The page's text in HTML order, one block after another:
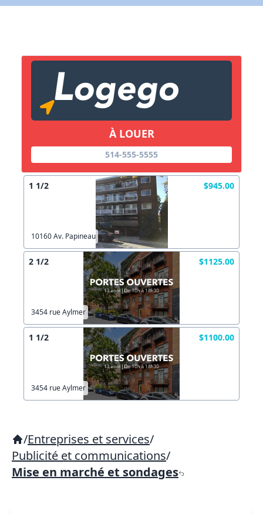
À LOUER
514-555-5555
1 1/2 $945.00
10160 Av. Papineau
2 1/2 $1125.00
3454 rue Aylmer
1 1/2 $1100.00
3454 rue Aylmer
/Entreprises et services/
Publicité et communications/
Mise en marché et sondages
Lien vers inscription (sera inclus dans courriel)
Copier lien
X Fermer Envoyez